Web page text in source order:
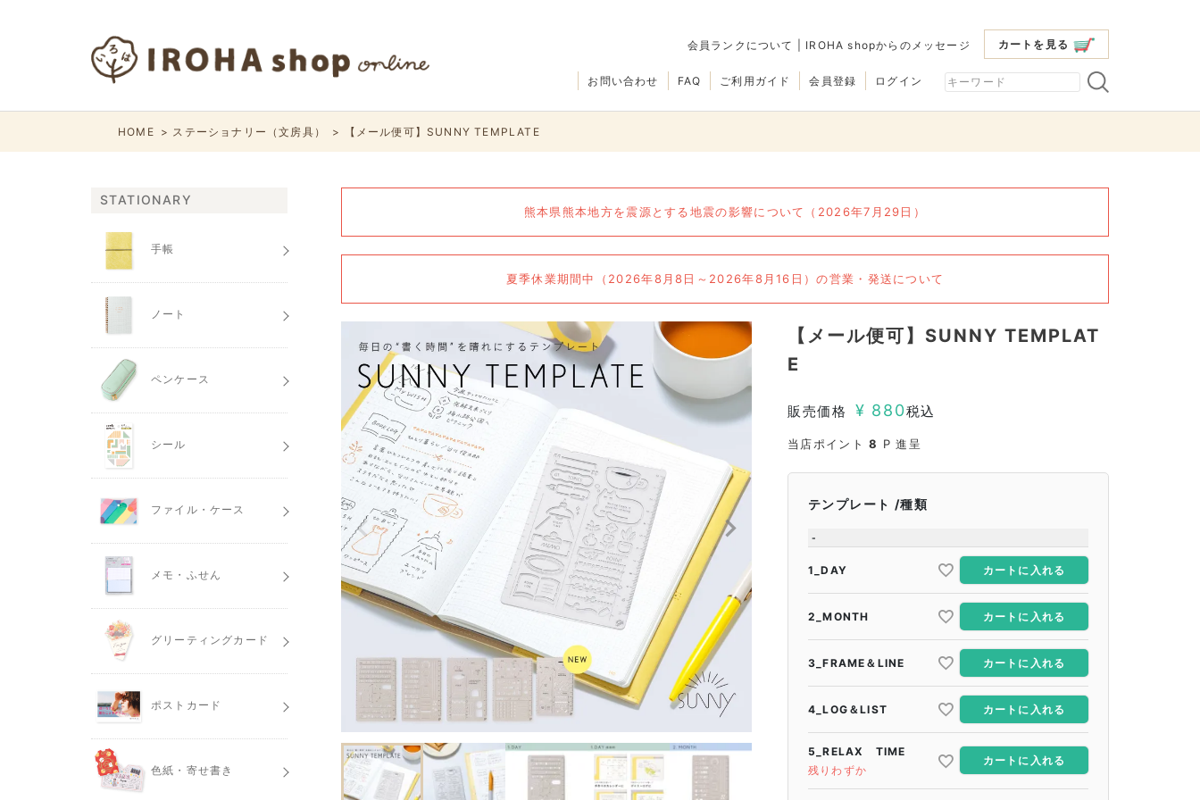
カートを見る
会員ランクについて IROHA shopからのメッセージ
会員登録 ログイン
ご利用ガイド
FAQ
お問い合わせ
HOME ステーショナリー（文房具） 【メール便可】SUNNY TEMPLATE
熊本県熊本地方を震源とする地震の影響について（2026年7月29日）
夏季休業期間中（2026年8月8日～2026年8月16日）の営業・発送について
【メール便可】SUNNY TEMPLAT
E
販売価格 ¥ 880税込
当店ポイント 8 P 進呈
テンプレート 種類
-
1_DAY カートに入れる
2_MONTH カートに入れる
3_FRAME＆LINE カートに入れる
4_LOG＆LIST カートに入れる
5_RELAX TIME
残りわずか
カートに入れる
STATIONARY
手帳
ノート
ペンケース
シール
ファイル・ケース
メモ・ふせん
グリーティングカード
ポストカード
色紙・寄せ書き